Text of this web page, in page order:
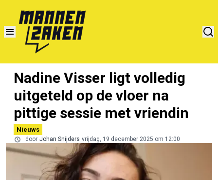
Nadine Visser ligt volledig
uitgeteld op de vloer na
pittige sessie met vriendin
Nieuws
door Johan Snijders vrijdag, 19 december 2025 om 12:00